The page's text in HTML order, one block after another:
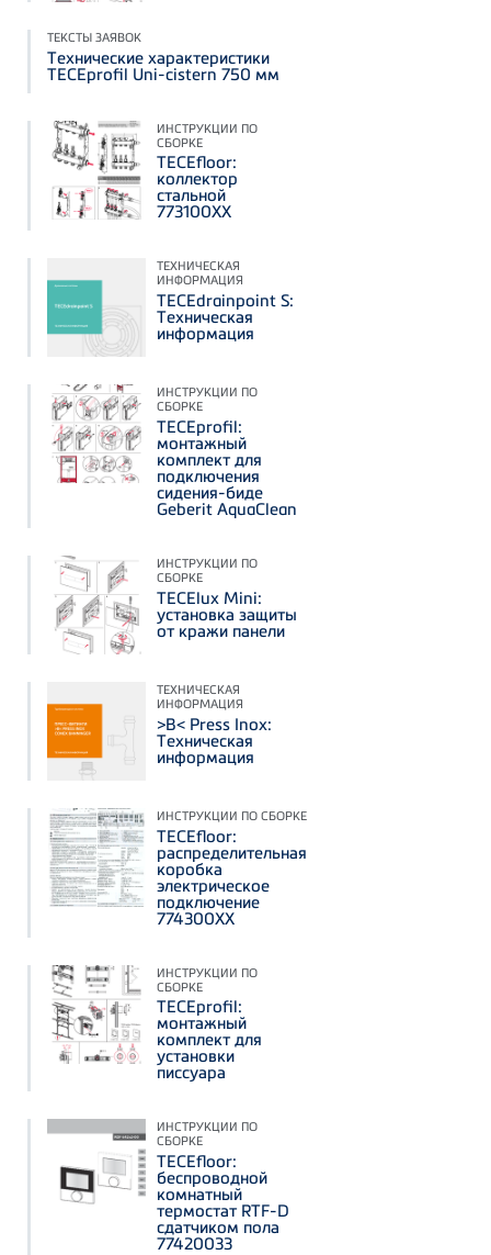
ТЕКСТЫ ЗАЯВОК
Технические характеристики
TECEprofil Uni-cistern 750 мм
ИНСТРУКЦИИ ПО
СБОРКЕ
TECEfloor:
коллектор
стальной
773100XX
ТЕХНИЧЕСКАЯ
ИНФОРМАЦИЯ
TECEdrainpoint S:
Техническая
информация
ИНСТРУКЦИИ ПО
СБОРКЕ
TECEprofil:
монтажный
комплект для
подключения
сидения-биде
Geberit AquaClean
ИНСТРУКЦИИ ПО
СБОРКЕ
TECElux Mini:
установка защиты
от кражи панели
ТЕХНИЧЕСКАЯ
ИНФОРМАЦИЯ
>B< Press Inox:
Техническая
информация
ИНСТРУКЦИИ ПО СБОРКЕ
TECEfloor:
распределительная
коробка
электрическое
подключение
774300ХХ
ИНСТРУКЦИИ ПО
СБОРКЕ
TECEprofil:
монтажный
комплект для
установки
писсуара
ИНСТРУКЦИИ ПО
СБОРКЕ
TECEfloor:
беспроводной
комнатный
термостат RTF-D
сдатчиком пола
77420033